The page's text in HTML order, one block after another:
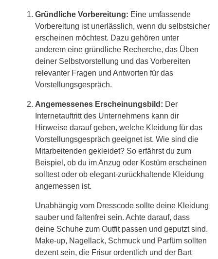
Gründliche Vorbereitung: Eine umfassende
Vorbereitung ist unerlässlich, wenn du selbstsicher
erscheinen möchtest. Dazu gehören unter
anderem eine gründliche Recherche, das Üben
deiner Selbstvorstellung und das Vorbereiten
relevanter Fragen und Antworten für das
Vorstellungsgespräch.
Angemessenes Erscheinungsbild: Der
Internetauftritt des Unternehmens kann dir
Hinweise darauf geben, welche Kleidung für das
Vorstellungsgespräch geeignet ist. Wie sind die
Mitarbeitenden gekleidet? So erfährst du zum
Beispiel, ob du im Anzug oder Kostüm erscheinen
solltest oder ob elegant-zurückhaltende Kleidung
angemessen ist.
Unabhängig vom Dresscode sollte deine Kleidung
sauber und faltenfrei sein. Achte darauf, dass
deine Schuhe zum Outfit passen und geputzt sind.
Make-up, Nagellack, Schmuck und Parfüm sollten
dezent sein, die Frisur ordentlich und der Bart